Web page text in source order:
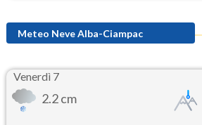
Meteo Neve Alba-Ciampac
Venerdì 7
2.2 cm